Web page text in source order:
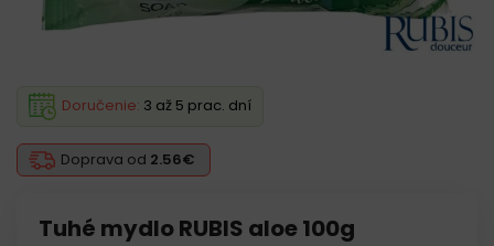
Tuhé mydlo RUBIS aloe 100g
Doprava od 2.56€
Doručenie: 3 až 5 prac. dní